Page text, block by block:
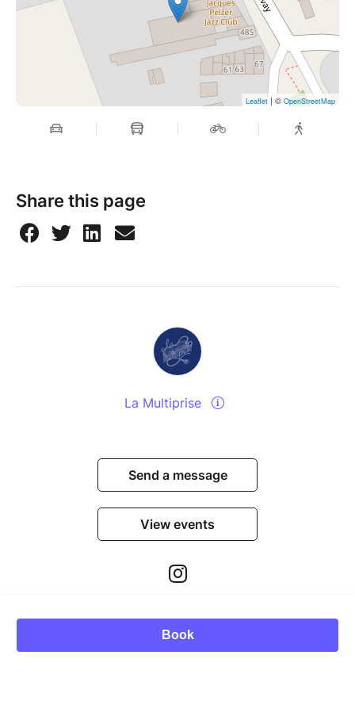
Leaflet | © OpenStreetMap
Share this page
La Multiprise
Send a message
View events
Book